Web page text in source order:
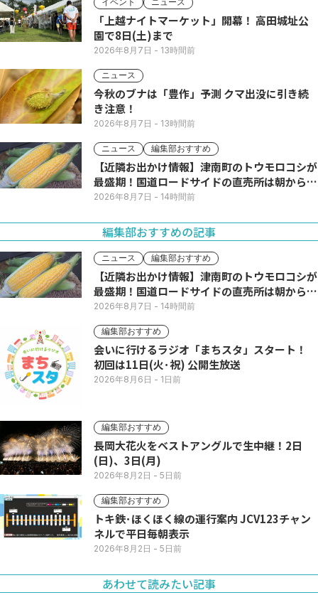
「上越ナイトマーケット」開幕！ 高田城址公
園で8日(土)まで
2026年8月7日 - 13時間前
ニュース
今秋のブナは「豊作」予測 クマ出没に引き続
き注意！
2026年8月7日 - 13時間前
ニュース 編集部おすすめ
【近隣お出かけ情報】津南町のトウモロコシが
最盛期！国道ロードサイドの直売所は朝から長
い列
2026年8月7日 - 14時間前
編集部おすすめの記事
ニュース 編集部おすすめ
【近隣お出かけ情報】津南町のトウモロコシが
最盛期！国道ロードサイドの直売所は朝から長
い列
2026年8月7日 - 14時間前
編集部おすすめ
会いに行けるラジオ「まちスタ」スタート！
初回は11日(火･祝) 公開生放送
2026年8月6日 - 1日前
編集部おすすめ
長岡大花火をベストアングルで生中継！2日
(日)、3日(月)
2026年8月2日 - 5日前
編集部おすすめ
トキ鉄･ほくほく線の運行案内 JCV123チャン
ネルで平日毎朝表示
2026年8月2日 - 5日前
あわせて読みたい記事